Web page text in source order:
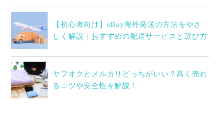
【初心者向け】eBay海外発送の方法をやさ
しく解説｜おすすめの配送サービスと選び方
ヤフオクとメルカリどっちがいい？高く売れ
るコツや安全性を解説！